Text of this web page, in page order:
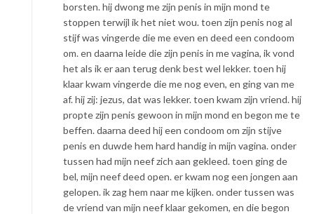
borsten. hij dwong me zijn penis in mijn mond te
stoppen terwijl ik het niet wou. toen zijn penis nog al
stijf was vingerde die me even en deed een condoom
om. en daarna leide die zijn penis in me vagina, ik vond
het als ik er aan terug denk best wel lekker. toen hij
klaar kwam vingerde die me nog even, en ging van me
af. hij zij: jezus, dat was lekker. toen kwam zijn vriend. hij
propte zijn penis gewoon in mijn mond en begon me te
beffen. daarna deed hij een condoom om zijn stijve
penis en duwde hem hard handig in mijn vagina. onder
tussen had mijn neef zich aan gekleed. toen ging de
bel, mijn neef deed open. er kwam nog een jongen aan
gelopen. ik zag hem naar me kijken. onder tussen was
de vriend van mijn neef klaar gekomen, en die begon